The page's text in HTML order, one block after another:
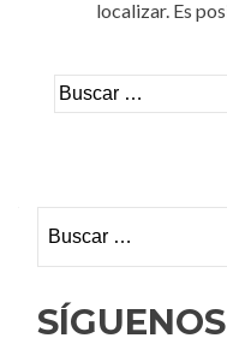
localizar. Es
Buscar: